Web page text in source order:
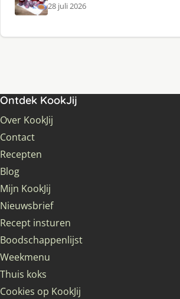
28 juli 2026
Ontdek KookJij
Over KookJij
Contact
Recepten
Blog
Mijn KookJij
Nieuwsbrief
Recept insturen
Boodschappenlijst
Weekmenu
Thuis koks
Cookies op KookJij